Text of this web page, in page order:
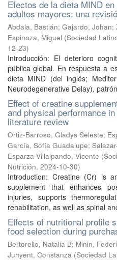
Efectos de la dieta MIND
adultos mayores: una
Abdala, Bastián; Gajardo, Johan;
Espinoza, Miguel (Sociedad
12-23)
Introducción: El deterioro
pública global. En respuesta a
dieta MIND (del inglés;
Neurodegenerative Delay),
Effect of creatine
and physical performance
literature review
Ortiz-Barroso, Gladys Seleste;
García, Sofía Guadalupe;
Esparza-Villalpando, Vicente (
Nutrición, 2024-10-30)
Introduction: Creatine (Cr) is
supplement that enhances
injuries, supports
rehabilitation, as well as spinal
Effects of nutritional profile
food selection during
Bertorello, Natalia B; Minin,
Junyent, Constanza (Sociedad